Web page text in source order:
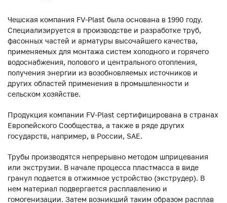
Чешская компания FV-Plast была основана в 1990 году.
Специализируется в производстве и разработке труб,
фасонных частей и арматуры высочайшего качества,
применяемых для монтажа систем холодного и горячего
водоснабжения, полового и центрального отопления,
получения энергии из возобновляемых источников и
других областей применения в промышленности и
сельском хозяйстве.
Продукция компании FV-Plast сертифицирована в странах
Европейского Сообщества, а также в ряде других
государств, например, в России, SAE.
Трубы производятся непрерывно методом шприцевания
или экструзии. В начале процесса пластмасса в виде
гранул подается в отжимное устройство (экструдер). В
нем материал подвергается расплавлению и
гомогенизации. Затем возникший таким образом расплав